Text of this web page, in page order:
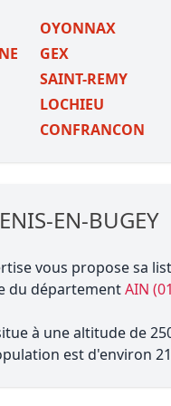
OYONNAX
GEX
SAINT-REMY
LOCHIEU
CONFRANCON
EN-BUGEY
vous propose sa
du départementAIN
situe à une altitude de
est d'environ